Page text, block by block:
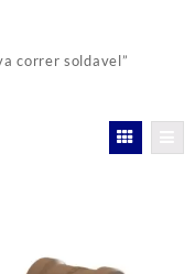
correr soldavel”